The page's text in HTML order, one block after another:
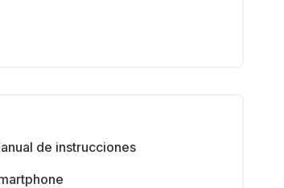
de instrucciones